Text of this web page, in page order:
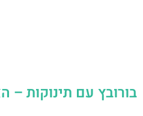
בורובץ עם תינוקות –